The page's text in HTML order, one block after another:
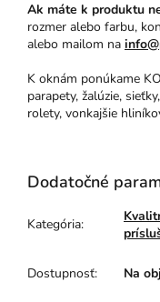
Ak máte k produktu
rozmer alebo farbu,
alebo mailom na
K oknám ponúkame
parapety, žalúzie,
rolety, vonkajšie
Dodatočné
Kategória:
Dostupnosť: Na